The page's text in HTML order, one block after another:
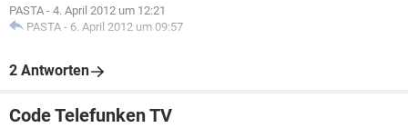
PASTA - 4. April 2012 um 12:21
PASTA - 6. April 2012 um 09:57
2 Antworten
Code Telefunken TV